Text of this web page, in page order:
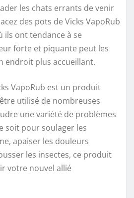
les chats errants de venir
des pots de Vicks VapoRub
ils ont tendance à se
forte et piquante peut les
endroit plus accueillant.
VapoRub est un produit
utilisé de nombreuses
une variété de problèmes
soit pour soulager les
apaiser les douleurs
les insectes, ce produit
votre nouvel allié